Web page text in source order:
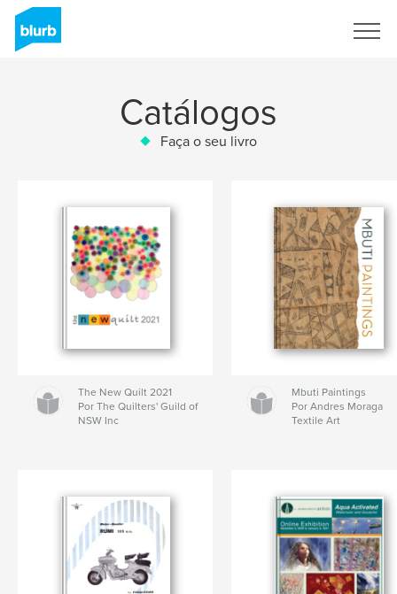
Catálogos
Faça o seu livro
The New Quilt 2021
Por The Quilters' Guild of
NSW Inc
Mbuti Paintings
Por Andres Moraga
Textile Art